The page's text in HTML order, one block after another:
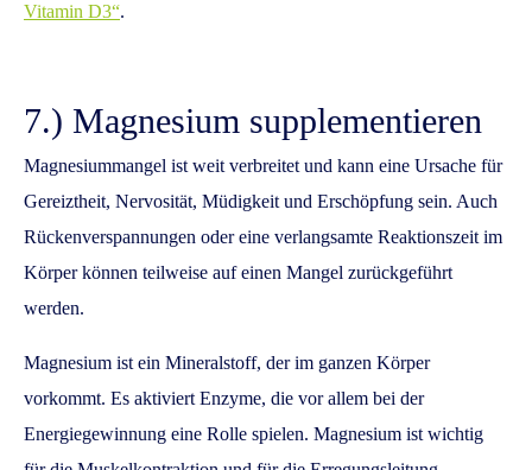
Vitamin D3“.
7.) Magnesium supplementieren
Magnesiummangel ist weit verbreitet und kann eine Ursache für
Gereiztheit, Nervosität, Müdigkeit und Erschöpfung sein. Auch
Rückenverspannungen oder eine verlangsamte Reaktionszeit im
Körper können teilweise auf einen Mangel zurückgeführt
werden.
Magnesium ist ein Mineralstoff, der im ganzen Körper
vorkommt. Es aktiviert Enzyme, die vor allem bei der
Energiegewinnung eine Rolle spielen. Magnesium ist wichtig